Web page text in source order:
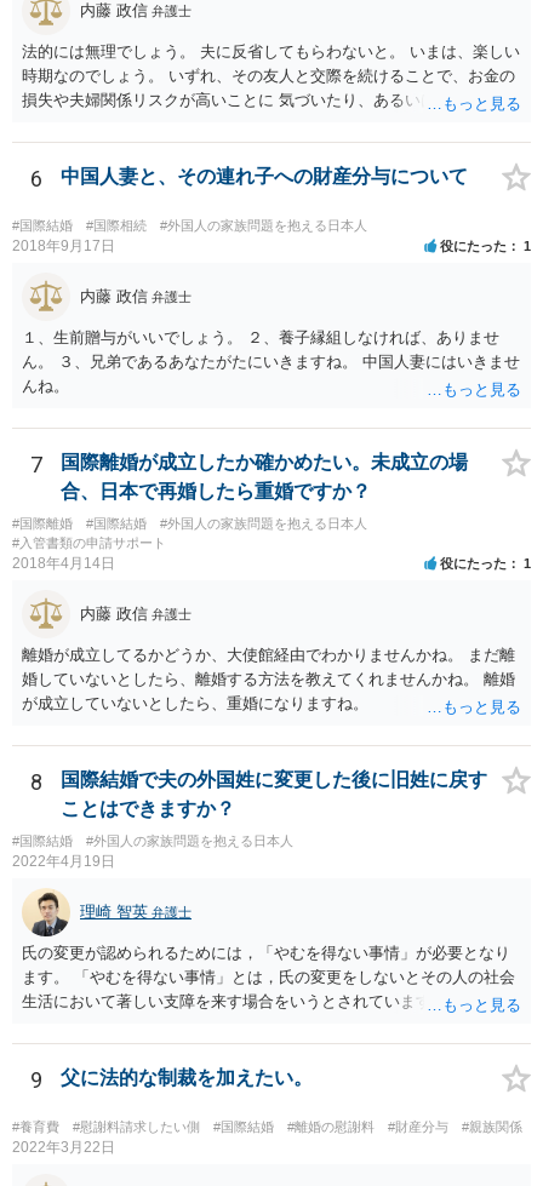
内藤 政信 弁護士
法的には無理でしょう。 夫に反省してもらわないと。 いまは、楽しい
時期なのでしょう。 いずれ、その友人と交際を続けることで、お金の
損失や夫婦関係リスクが高いことに 気づいたり、あるいは、飽きると
6 中国人妻と、その連れ子への財産分与について
#国際結婚 #国際相続 #外国人の家族問題を抱える日本人
2018年9月17日 役にたった 1
内藤 政信 弁護士
１、生前贈与がいいでしょう。 ２、養子縁組しなければ、ありませ
ん。 ３、兄弟であるあなたがたにいきますね。 中国人妻にはいきませ
んね。
7
国際離婚が成立したか確かめたい。未成立の場
合、日本で再婚したら重婚ですか？
#国際離婚 #国際結婚
#外国人の家族問題を抱える日本人
#入管書類の申請サポート
2018年4月14日 役にたった 1
内藤 政信 弁護士
離婚が成立してるかどうか、大使館経由でわかりませんかね。 まだ離
婚していないとしたら、離婚する方法を教えてくれませんかね。 離婚
が成立していないとしたら、重婚になりますね。
8
国際結婚で夫の外国姓に変更した後に旧姓に戻す
ことはできますか？
#国際結婚 #外国人の家族問題を抱える日本人
2022年4月19日
理崎 智英 弁護士
氏の変更が認められるためには，「やむを得ない事情」が必要となり
ます。 「やむを得ない事情」とは，氏の変更をしないとその人の社会
生活において著しい支障を来す場合をいうとされています。 中国の苗
由は，「やむを得ない事情」には該当しませんので，氏の変更を認め
てもらうことは難しいと思います。
9 父に法的な制裁を加えたい。
#養育費 #慰謝料請求したい側 #国際結婚 #離婚の慰謝料 #財産分与 #親族関係
2022年3月22日